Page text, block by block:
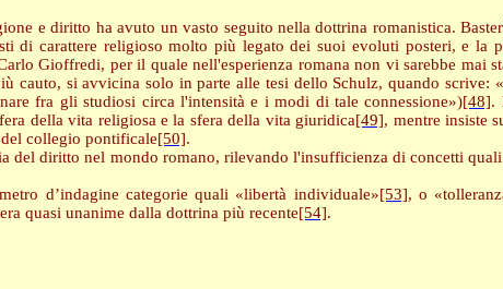
e diritto ha avuto un vasto seguito nella dottrina romanistica.
carattere religioso molto più legato dei suoi evoluti posteri, e la
Gioffredi, per il quale nell'esperienza romana non vi sarebbe mai
cauto, si avvicina solo in parte alle tesi dello Schulz, quando scrive:
fra gli studiosi circa l'intensità e i modi di tale connessione»)[48].
della vita religiosa e la sfera della vita giuridica[49], mentre insiste
collegio pontificale[50].
del diritto nel mondo romano, rilevando l'insufficienza di concetti
d’indagine categorie quali «libertà individuale»[53], o
quasi unanime dalla dottrina più recente[54].